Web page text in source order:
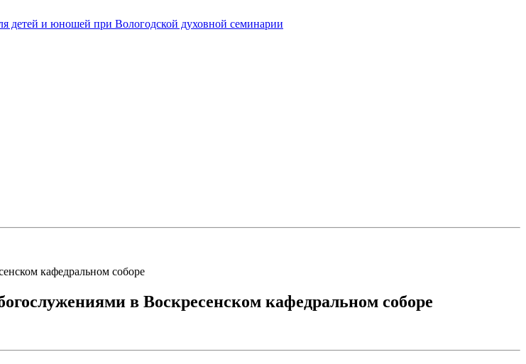
детей и юношей при Вологодской духовной семинарии
кафедральном соборе
в Воскресенском кафедральном соборе